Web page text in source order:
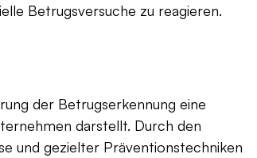
Betrugsversuche zu reagieren.
der Betrugserkennung eine
darstellt. Durch den
und gezielter Präventionstechniken